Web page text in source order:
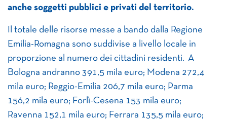
anche soggetti pubblici e privati del territorio.
Il totale delle risorse messe a bando dalla Regione
Emilia-Romagna sono suddivise a livello locale in
proporzione al numero dei cittadini residenti. A
Bologna andranno 391,5 mila euro; Modena 272,4
mila euro; Reggio-Emilia 206,7 mila euro; Parma
156,2 mila euro; Forlì-Cesena 153 mila euro;
Ravenna 152,1 mila euro; Ferrara 135,5 mila euro;